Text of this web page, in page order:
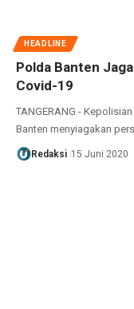
HEADLINE
Polda Banten
Covid-19
TANGERANG -
Banten menyiagakan
Redaksi 15 Juni 2020